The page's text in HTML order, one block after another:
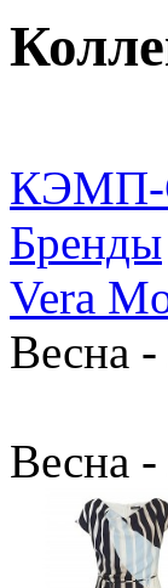
КЭМП-
Бренды
Vera
Весна -
Весна -